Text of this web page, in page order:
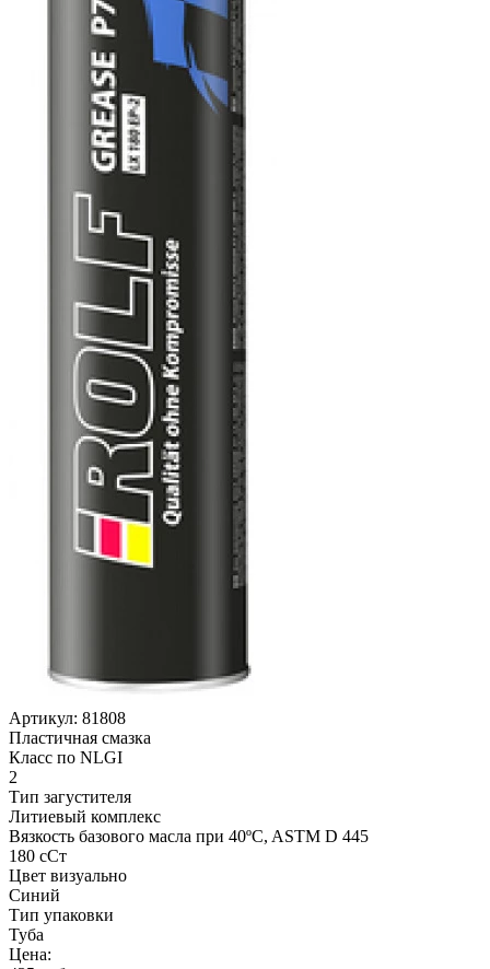
Артикул: 81808
Пластичная смазка
Класс по NLGI
2
Тип загустителя
Литиевый комплекс
Вязкость базового масла при 40ºC, ASTM D 445
180 сСт
Цвет визуально
Синий
Тип упаковки
Туба
Цена: